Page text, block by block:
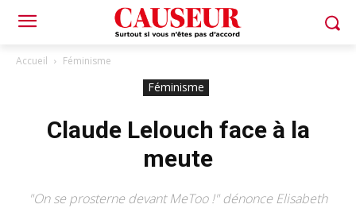
Accueil Féminisme
Féminisme
Claude Lelouch face à la
meute
"On se prosterne devant MeToo !" dénonce Elisabeth